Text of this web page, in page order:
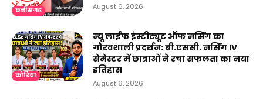
छत्तीसगढ़ August 6, 2026
कोरिया
न्यू लाईफ इंस्टीट्यूट ऑफ नर्सिंग का
गौरवशाली प्रदर्शन: बी.एससी. नर्सिंग IV
सेमेस्टर में छात्राओं ने रचा सफलता का नया
इतिहास
August 6, 2026